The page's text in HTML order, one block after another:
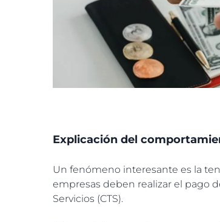
Explicación del
Un fenómeno interesante es la
empresas deben realizar el pago
Servicios (CTS).